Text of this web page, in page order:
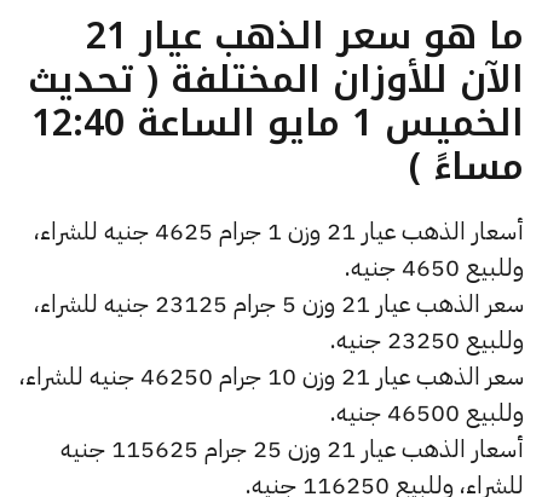
ما هو سعر الذهب عيار 21
الآن للأوزان المختلفة ( تحديث
الخميس 1 مايو الساعة 12:40
مساءً )
أسعار الذهب عيار 21 وزن 1 جرام 4625 جنيه للشراء،
وللبيع 4650 جنيه.
سعر الذهب عيار 21 وزن 5 جرام 23125 جنيه للشراء،
وللبيع 23250 جنيه.
سعر الذهب عيار 21 وزن 10 جرام 46250 جنيه للشراء،
وللبيع 46500 جنيه.
أسعار الذهب عيار 21 وزن 25 جرام 115625 جنيه
للشراء، وللبيع 116250 جنيه.